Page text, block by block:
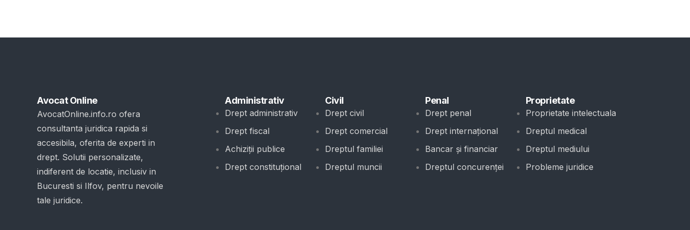
Avocat Online
AvocatOnline.info.ro ofera
consultanta juridica rapida si
accesibila, oferita de experti in
drept. Solutii personalizate,
indiferent de locatie, inclusiv in
Bucuresti si Ilfov, pentru nevoile
tale juridice.
Administrativ
Drept administrativ
Drept fiscal
Achiziții publice
Drept constituțional
Civil
Drept civil
Drept comercial
Dreptul familiei
Dreptul muncii
Penal
Drept penal
Drept internațional
Bancar și financiar
Dreptul concurenței
Proprietate
Proprietate intelectuala
Dreptul medical
Dreptul mediului
Probleme juridice